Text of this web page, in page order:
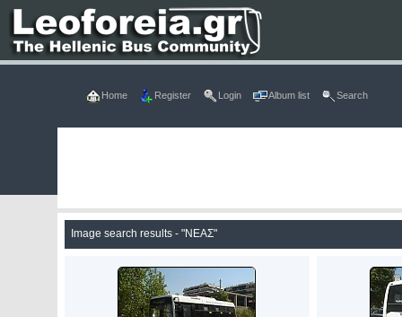
Home Register Login Album list Search
Image search results - "ΝΕΑΣ"